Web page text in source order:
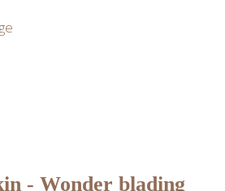
- Wonder blading